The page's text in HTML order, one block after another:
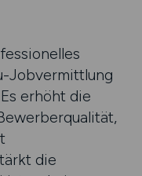
Jobvermittlung
erhöht die
die